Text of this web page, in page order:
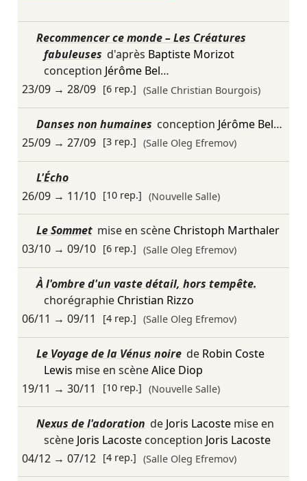
Recommencer ce monde – Les Créatures
fabuleuses d'après Baptiste Morizot
conception Jérôme Bel…
23/09→ 28/09 [6 rep.] (Salle Christian Bourgois)
Danses non humaines conception Jérôme Bel…
25/09→ 27/09 [3 rep.] (Salle Oleg Efremov)
L'Écho
26/09→ 11/10 [10 rep.] (Nouvelle Salle)
Le Sommet mise en scène Christoph Marthaler
03/10→ 09/10 [6 rep.] (Salle Oleg Efremov)
À l'ombre d'un vaste détail, hors tempête.
chorégraphie Christian Rizzo
06/11 → 09/11 [4 rep.] (Salle Oleg Efremov)
Le Voyage de la Vénus noire de Robin Coste
Lewis mise en scèneAlice Diop
19/11 → 30/11 [10 rep.] (Nouvelle Salle)
Nexus de l'adoration de Joris Lacostemise en
scène Joris Lacosteconception Joris Lacoste
04/12→ 07/12 [4 rep.] (Salle Oleg Efremov)